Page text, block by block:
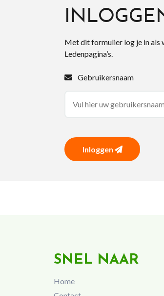
Met dit formulier log je in als
Ledenpagina’s.
Gebruikersnaam
Inloggen
SNEL NAAR
Home